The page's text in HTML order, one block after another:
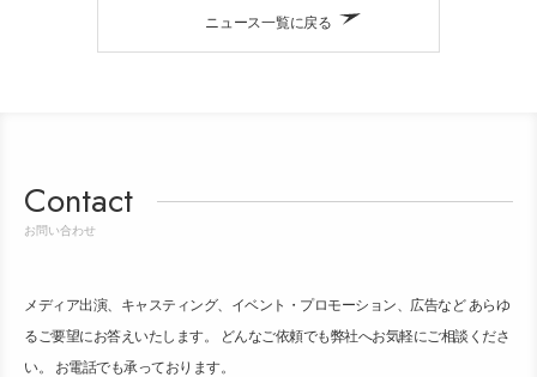
ニュース一覧に戻る
Contact
お問い合わせ
メディア出演、キャスティング、イベント・プロモーション、広告など あらゆ
るご要望にお答えいたします。 どんなご依頼でも弊社へお気軽にご相談くださ
い。 お電話でも承っております。